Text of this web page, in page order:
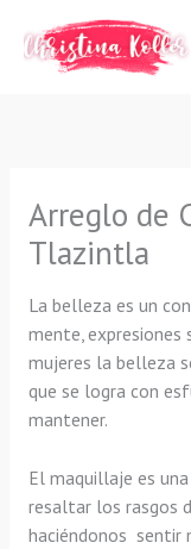
contenido
Arreglo de
Tlazintla
La belleza es un
mente, expresiones
mujeres la belleza
que se logra con
mantener.
El maquillaje es
resaltar los rasgos
haciéndonos sentir